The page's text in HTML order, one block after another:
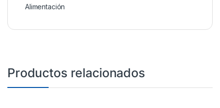
Alimentación
Productos relacionados